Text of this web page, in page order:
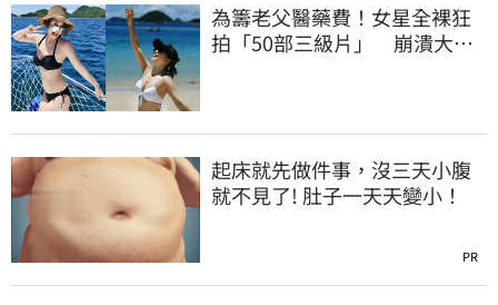
為籌老父醫藥費！女星全裸狂
拍「50部三級片」 崩潰大
起床就先做件事，沒三天小腹
就不見了! 肚子一天天變小！
PR